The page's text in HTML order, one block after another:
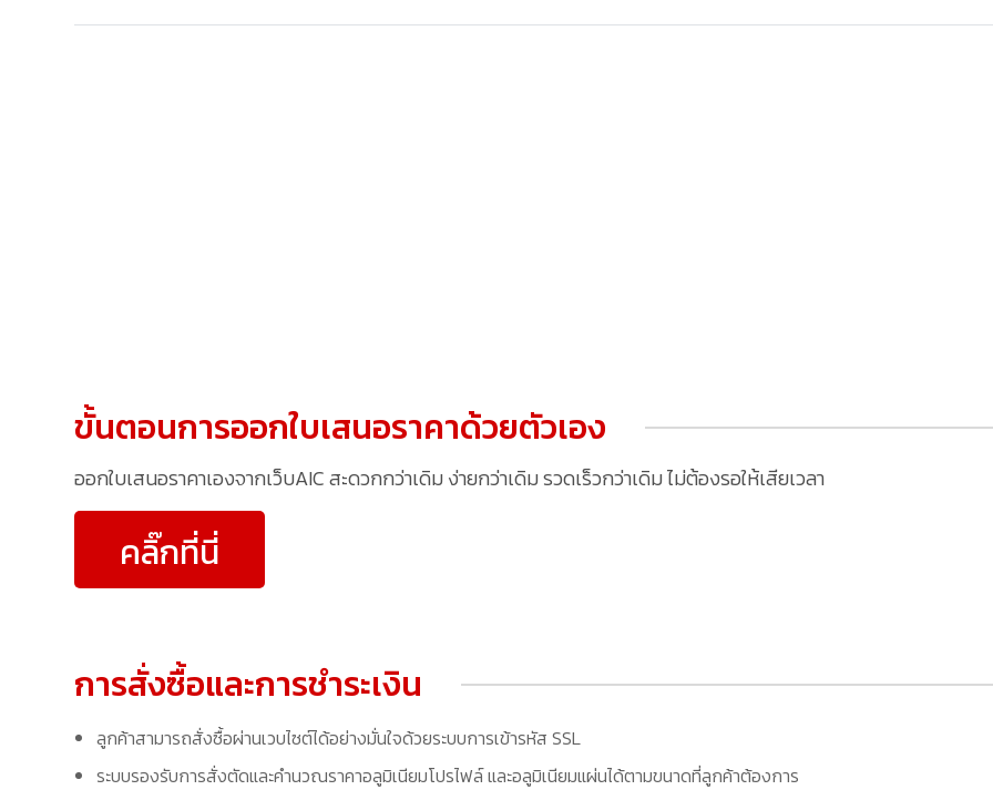
ขั้นตอนการออกใบเสนอราคาด้วยตัวเอง
ออกใบเสนอราคาเองจากเว็บAIC สะดวกกว่าเดิม ง่ายกว่าเดิม รวดเร็วกว่าเดิม ไม่ต้องรอให้เสียเวลา
คลิ๊กที่นี่
การสั่งซื้อและการชำระเงิน
ลูกค้าสามารถสั่งซื้อผ่านเวบไซต์ได้อย่างมั่นใจด้วยระบบการเข้ารหัส SSL
ระบบรองรับการสั่งตัดและคำนวณราคาอลูมิเนียมโปรไฟล์ และอลูมิเนียมแผ่นได้ตามขนาดที่ลูกค้าต้องการ